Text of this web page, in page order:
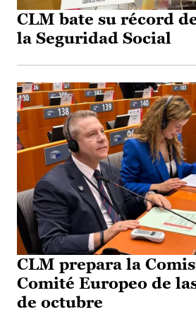
CLM bate su récord
la Seguridad Social
CLM prepara la
Comité Europeo de
de octubre